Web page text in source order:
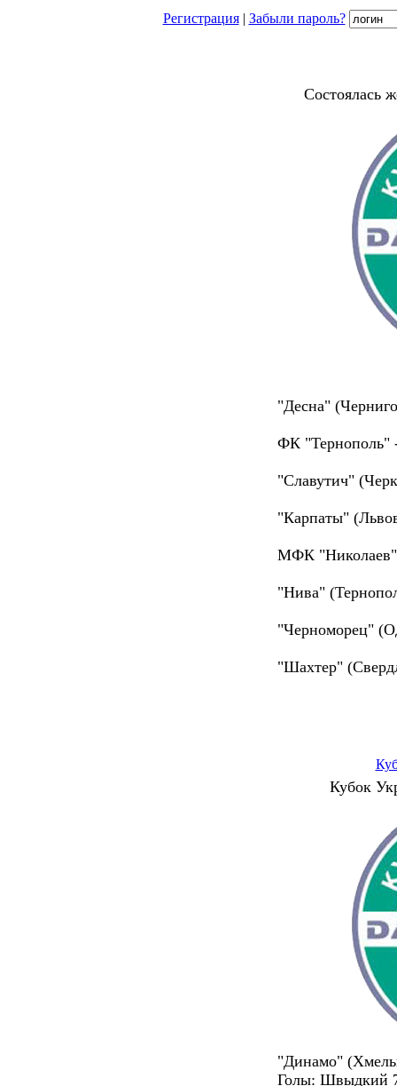
Регистрация| Забыли пароль?
Состоялась
"Десна"
ФК "Тернополь"
"Славутич"
"Карпаты"
МФК
"Нива"
"Черноморец"
"Шахтер"
Кубок
"Динамо"
Голы: Швыдкий